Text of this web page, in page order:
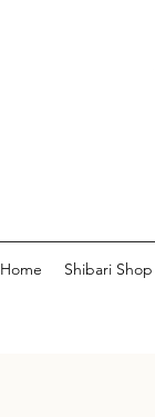
Home Shibari Shop